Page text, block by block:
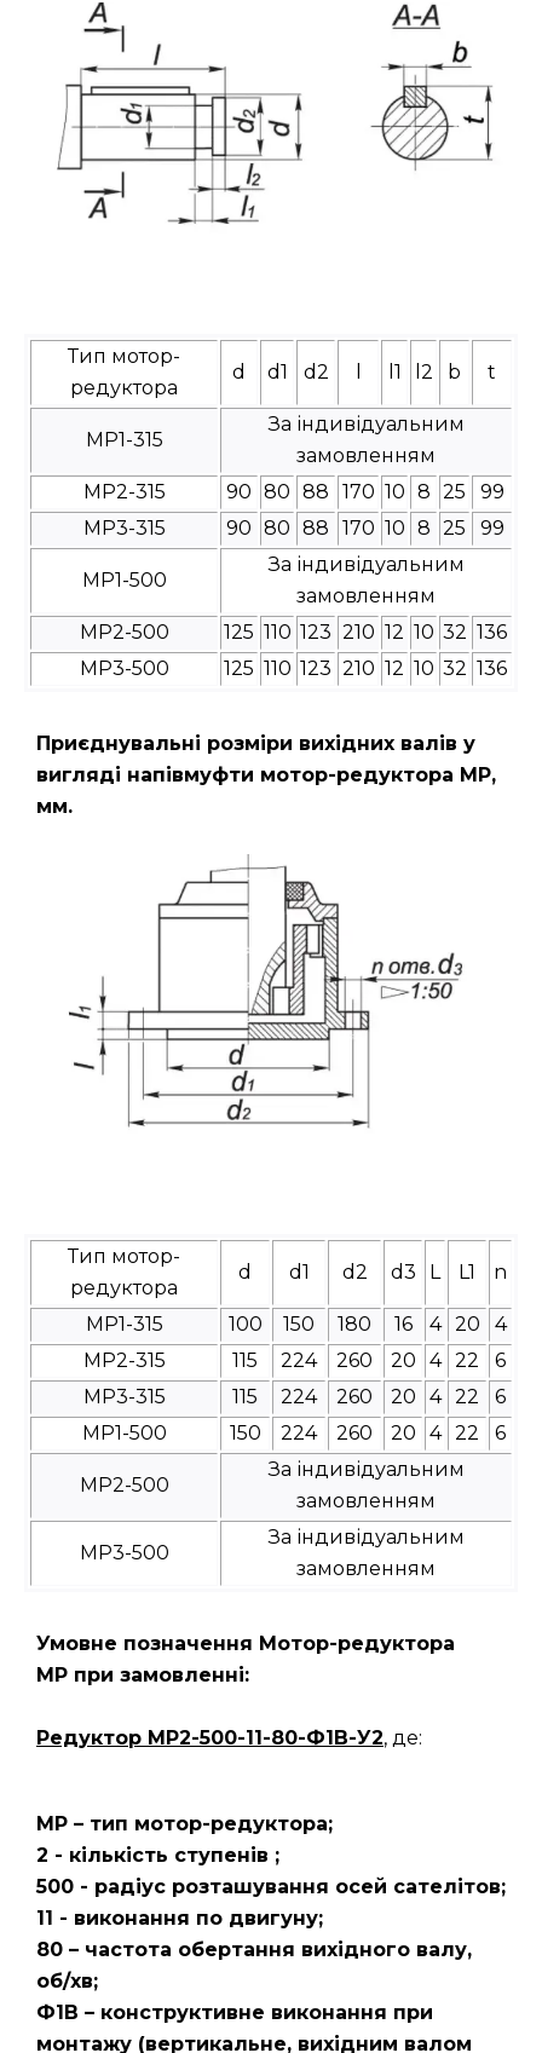
Тип мотор-
редуктора
d d1 d2 l1 l2 b t
МР1-315
За індивідуальним
замовленням
МР2-315
90 80 88 170 10 8 25
99
МР3-315
90 80 88 170 10 8 25 99
МР1-500
За індивідуальним
замовленням
МР2-500
125 110 123 210 12 10 32 136
МР3-500
125 110 123 210 12 10 32 136
Приєднувальні розміри вихідних валів у
вигляді напівмуфти мотор-редуктора МР,
мм.
Тип мотор-
редуктора
d d1 d2 d3 L L1 n
МР1-315 100 150 180 16 4 20
4
МР2-315
115 224 260 20 4 22
6
МР3-315
115 224 260 20 4 22
6
МР1-500
150 224 260 20 4 22 6
МР2-500
За індивідуальним
замовленням
МР3-500
За індивідуальним
замовленням
Умовне позначення Мотор-редуктора
МР при замовленні:
Редуктор МР2-500-11-80-Ф1В-У2, де:
МР – тип мотор-редуктора;
2 - кількість ступенів ;
500 - радіус розташування осей сателітов;
11 - виконання по двигуну;
80 – частота обертання вихідного валу,
об/хв;
Ф1В – конструктивне виконання при
монтажу (вертикальне, вихідним валом